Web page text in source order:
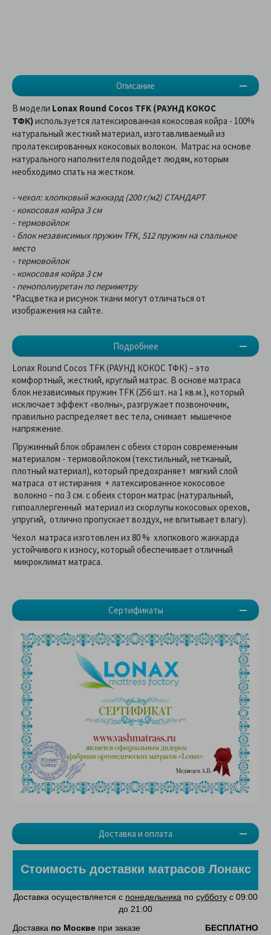
Описание
Подробнее
Сертификаты
Доставка и оплата
В модели Lonax Round Cocos TFK (РАУНД КОКОС
ТФК)используется латексированная кокосовая койра - 100%
натуральный жесткий материал, изготавливаемый из
пролатексированных кокосовых волокон. Матрас на основе
натурального наполнителя подойдет людям, которым
необходимо спать на жестком.
- чехол: хлопковый жаккард (200 г/м2) СТАНДАРТ
- кокосовая койра 3 см
- термовойлок
- блок независимых пружин TFK, 512 пружин на спальное
место
- термовойлок
- кокосовая койра 3 см
- пенополиуретан по периметру
*Расцветка и рисунок ткани могут отличаться от
изображения на сайте.
Lonax Round Cocos TFK (РАУНД КОКОС ТФК) – это
комфортный, жесткий, круглый матрас. В основе матраса
блок независимых пружин TFK (256 шт. на 1 кв.м.), который
исключает эффект «волны», разгружает позвоночник,
правильно распределяет вес тела, снимает мышечное
напряжение.
Пружинный блок обрамлен с обеих сторон современным
материалом - термовойлоком (текстильный, нетканый,
плотный материал), который предохраняет мягкий слой
матраса от истирания + латексированное кокосовое
волокно – по 3 см. с обеих сторон матрас (натуральный,
гипоаллергенный материал из скорлупы кокосовых орехов,
упругий, отлично пропускает воздух, не впитывает влагу).
Чехол матраса изготовлен из 80 % хлопкового жаккарда
устойчивого к износу, который обеспечивает отличный
микроклимат матраса.
Стоимость доставки матрасов Лонакс
Доставка осуществляется с понедельника по субботу с 09:00
до 21:00
Доставка по Москве при заказе БЕСПЛАТНО